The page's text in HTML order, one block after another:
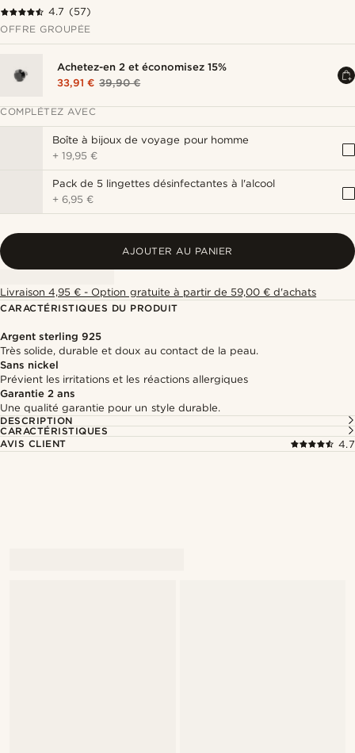
4.7 (57)
OFFRE GROUPÉE
Achetez-en 2 et économisez 15%
33,91 € 39,90 €
COMPLÉTEZ AVEC
Boîte à bijoux de voyage pour homme
+19,95 €
Pack de 5 lingettes désinfectantes à l'alcool
+6,95 €
AJOUTER AU PANIER
Livraison 4,95 € - Option gratuite à partir de 59,00 € d'achats
CARACTÉRISTIQUES DU PRODUIT
Argent sterling 925
Très solide, durable et doux au contact de la peau.
Sans nickel
Prévient les irritations et les réactions allergiques
Garantie 2 ans
Une qualité garantie pour un style durable.
DESCRIPTION
CARACTÉRISTIQUES
AVIS CLIENT
4.7